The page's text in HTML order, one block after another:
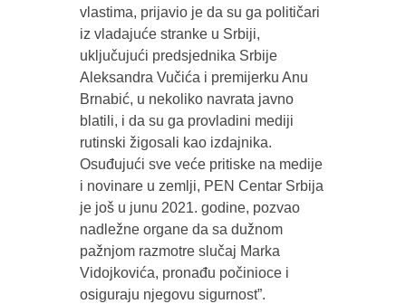
vlastima, prijavio je da su ga političari
iz vladajuće stranke u Srbiji,
uključujući predsjednika Srbije
Aleksandra Vučića i premijerku Anu
Brnabić, u nekoliko navrata javno
blatili, i da su ga provladini mediji
rutinski žigosali kao izdajnika.
Osuđujući sve veće pritiske na medije
i novinare u zemlji, PEN Centar Srbija
je još u junu 2021. godine, pozvao
nadležne organe da sa dužnom
pažnjom razmotre slučaj Marka
Vidojkovića, pronađu počinioce i
osiguraju njegovu sigurnost”.